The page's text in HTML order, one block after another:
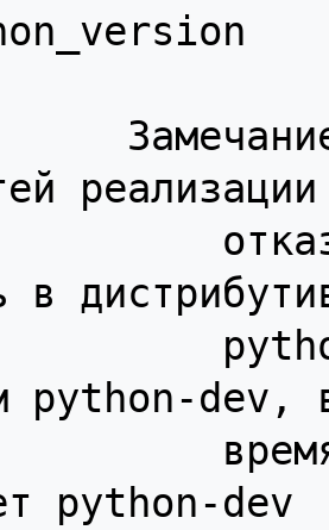
в
python-dev,
python-dev